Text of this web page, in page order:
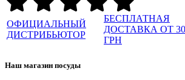
ОФИЦИАЛЬНЫЙ
ДИСТРИБЬЮТОР
БЕСПЛАТНАЯ
ДОСТАВКА ОТ
ГРН
Наш магазин посуды